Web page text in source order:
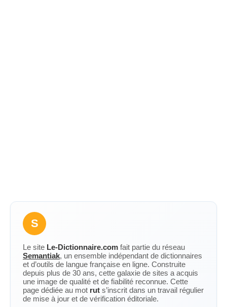
S
Le site Le-Dictionnaire.com fait partie du réseau
Semantiak, un ensemble indépendant de dictionnaires
et d’outils de langue française en ligne. Construite
depuis plus de 30 ans, cette galaxie de sites a acquis
une image de qualité et de fiabilité reconnue. Cette
page dédiée au mot rut s’inscrit dans un travail régulier
de mise à jour et de vérification éditoriale.